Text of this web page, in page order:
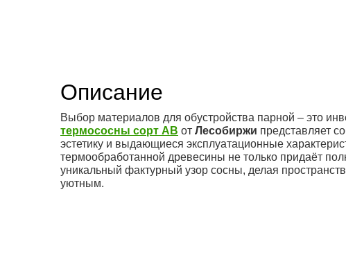
Описание
Выбор материалов для обустройства парной – это
термососны сорт АВ от Лесобиржи представляет
эстетику и выдающиеся эксплуатационные
термообработанной древесины не только придаёт
уникальный фактурный узор сосны, делая
уютным.